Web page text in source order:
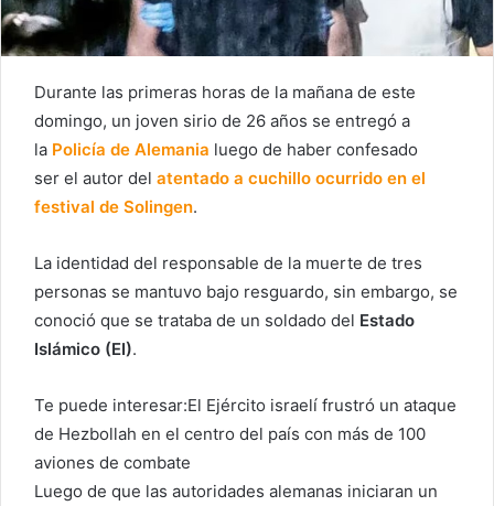
Durante las primeras horas de la mañana de este
domingo, un joven sirio de 26 años se entregó a
la Policía de Alemania luego de haber confesado
ser el autor del atentado a cuchillo ocurrido en el
festival de Solingen.
La identidad del responsable de la muerte de tres
personas se mantuvo bajo resguardo, sin embargo, se
conoció que se trataba de un soldado del Estado
Islámico (EI).
Te puede interesar:El Ejército israelí frustró un ataque
de Hezbollah en el centro del país con más de 100
aviones de combate
Luego de que las autoridades alemanas iniciaran un